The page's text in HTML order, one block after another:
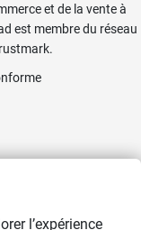
et de la vente à
est membre du réseau
l’expérience